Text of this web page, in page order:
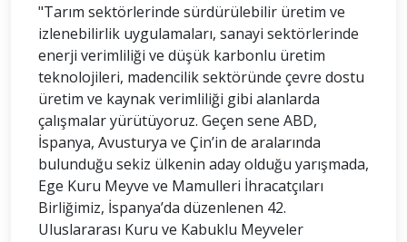
"Tarım sektörlerinde sürdürülebilir üretim ve
izlenebilirlik uygulamaları, sanayi sektörlerinde
enerji verimliliği ve düşük karbonlu üretim
teknolojileri, madencilik sektöründe çevre dostu
üretim ve kaynak verimliliği gibi alanlarda
çalışmalar yürütüyoruz. Geçen sene ABD,
İspanya, Avusturya ve Çin’in de aralarında
bulunduğu sekiz ülkenin aday olduğu yarışmada,
Ege Kuru Meyve ve Mamulleri İhracatçıları
Birliğimiz, İspanya’da düzenlenen 42.
Uluslararası Kuru ve Kabuklu Meyveler